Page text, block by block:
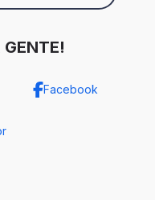
Facebook